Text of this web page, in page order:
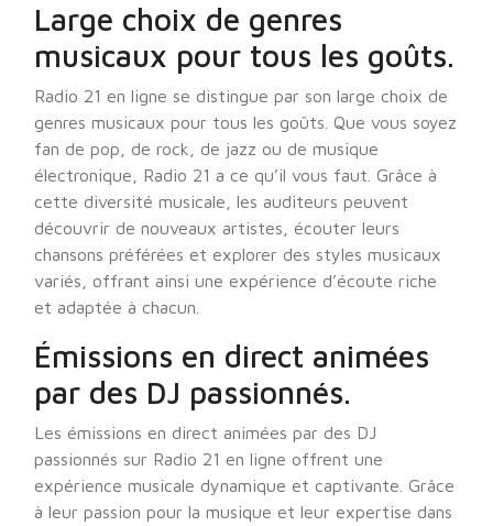
Large choix de genres
musicaux pour tous les goûts.
Radio 21 en ligne se distingue par son large choix de
genres musicaux pour tous les goûts. Que vous soyez
fan de pop, de rock, de jazz ou de musique
électronique, Radio 21 a ce qu’il vous faut. Grâce à
cette diversité musicale, les auditeurs peuvent
découvrir de nouveaux artistes, écouter leurs
chansons préférées et explorer des styles musicaux
variés, offrant ainsi une expérience d’écoute riche
et adaptée à chacun.
Émissions en direct animées
par des DJ passionnés.
Les émissions en direct animées par des DJ
passionnés sur Radio 21 en ligne offrent une
expérience musicale dynamique et captivante. Grâce
à leur passion pour la musique et leur expertise dans